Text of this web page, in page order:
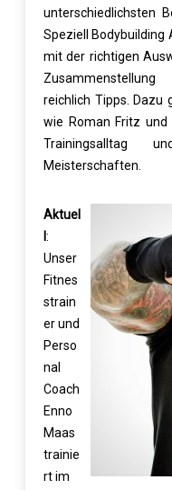
unterschiedlichsten
Speziell Bodybuilding
mit der richtigen
reichlich Tipps. Dazu
wie Roman Fritz und
Trainingsalltag
Meisterschaften.
Aktuel
:
Unser
Fitnes
strain
er und
Perso
nal
Coach
Enno
Maas
trainie
rt im